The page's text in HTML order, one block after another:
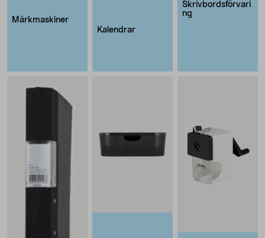
Märkmaskiner
Kalendrar
Skrivbordsförvari
ng